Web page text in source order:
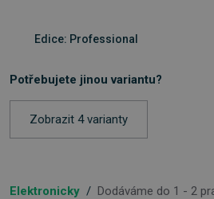
Edice: Professional
Potřebujete jinou variantu?
Zobrazit 4 varianty
Elektronicky / Dodáváme do 1 - 2